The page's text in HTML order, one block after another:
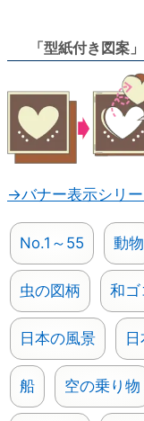
「型紙付き図案
→バナー表示シリ
No.1～55 動物
虫の図柄 和ゴ
日本の風景
船 空の乗り物